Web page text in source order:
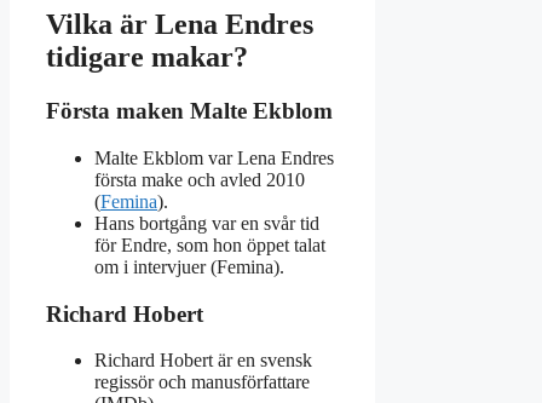
Vilka är Lena Endres
tidigare makar?
Första maken Malte Ekblom
Malte Ekblom var Lena Endres
första make och avled 2010
(Femina).
Hans bortgång var en svår tid
för Endre, som hon öppet talat
om i intervjuer (Femina).
Richard Hobert
Richard Hobert är en svensk
regissör och manusförfattare